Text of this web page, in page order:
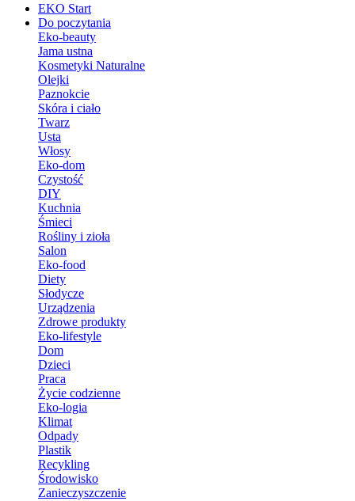
EKO Start
Do poczytania
Eko-beauty
Jama ustna
Kosmetyki Naturalne
Olejki
Paznokcie
Skóra i ciało
Twarz
Usta
Włosy
Eko-dom
Czystość
DIY
Kuchnia
Śmieci
Rośliny i zioła
Salon
Eko-food
Diety
Słodycze
Urządzenia
Zdrowe produkty
Eko-lifestyle
Dom
Dzieci
Praca
Życie codzienne
Eko-logia
Klimat
Odpady
Plastik
Recykling
Środowisko
Zanieczyszczenie